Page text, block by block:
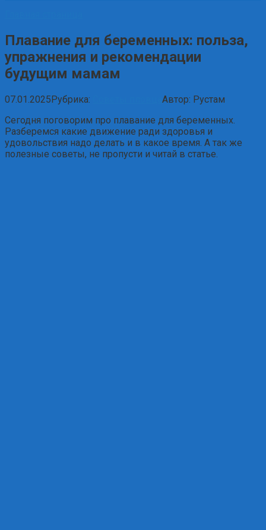
Плавание для беременных: польза,
упражнения и рекомендации
будущим мамам
07.01.2025Рубрика: Автор: Рустам
Сегодня поговорим про плавание для беременных.
Разберемся какие движение ради здоровья и
удовольствия надо делать и в какое время. А так же
полезные советы, не пропусти и читай в статье.